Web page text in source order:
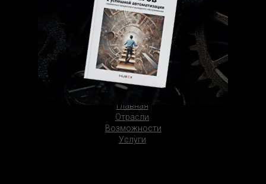
Отсканируйте QR-
код, чтобы скачать
APK-файл
Главная
Отрасли
Возможности
Услуги
Приложение HubEx для заказчика